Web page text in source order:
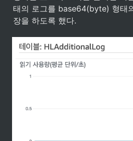
태의 로그를 base64(byte) 형태
장을 하도록 했다.